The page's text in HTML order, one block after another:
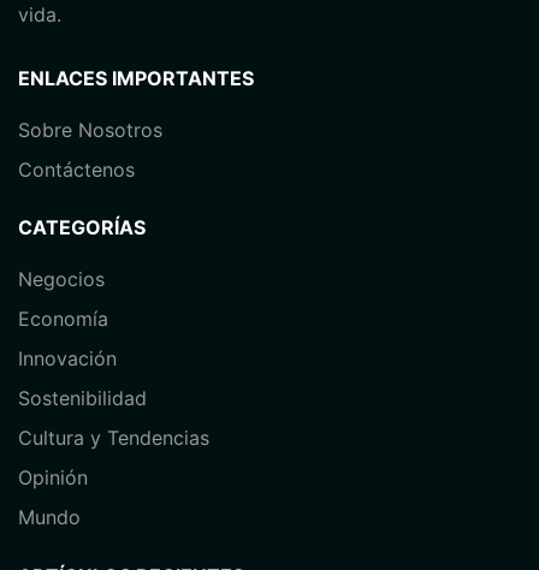
vida.
ENLACES IMPORTANTES
Sobre Nosotros
Contáctenos
CATEGORÍAS
Negocios
Economía
⁠Innovación
Sostenibilidad
Cultura y Tendencias
Opinión
⁠Mundo